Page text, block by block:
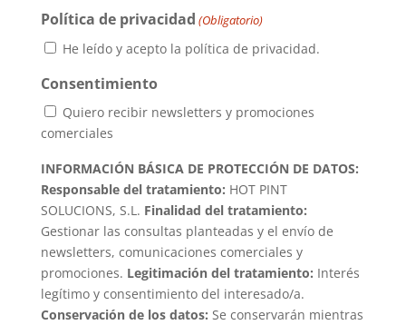
Política de privacidad (Obligatorio)
He leído y acepto la política de privacidad.
Consentimiento
Quiero recibir newsletters y promociones
comerciales
INFORMACIÓN BÁSICA DE PROTECCIÓN DE DATOS:
Responsable del tratamiento: HOT PINT
SOLUCIONS, S.L. Finalidad del tratamiento:
Gestionar las consultas planteadas y el envío de
newsletters, comunicaciones comerciales y
promociones. Legitimación del tratamiento: Interés
legítimo y consentimiento del interesado/a.
Conservación de los datos: Se conservarán mientras